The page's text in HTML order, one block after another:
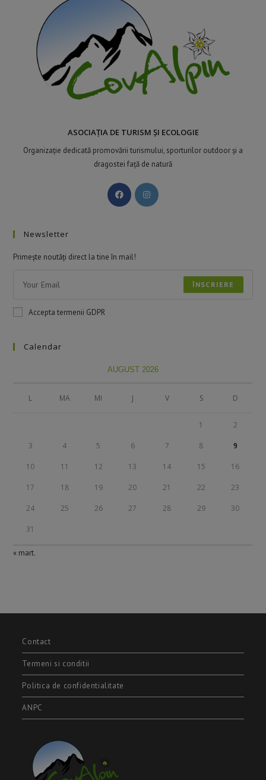
ASOCIAȚIA DE TURISM ȘI ECOLOGIE
Organizație dedicată promovării turismului, sporturilor outdoor și a
dragostei față de natură
Newsletter
Primește noutăți direct la tine în mail!
ÎNSCRIERE
Accepta termenii GDPR
Calendar
AUGUST 2026
L MA MI J V S D
1 2
3 4 5 6 7 8 9
10 11 12 13 14 15 16
17 18 19 20 21 22 23
24 25 26 27 28 29 30
31
« mart.
Contact
Termeni si conditii
Politica de confidentialitate
ANPC